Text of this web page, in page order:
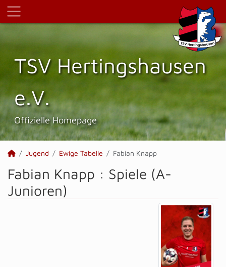
TSV Hertings­hausen
e.V.
Offizielle Homepage
Jugend Ewige Tabelle Fabian Knapp
Fabian Knapp : Spiele (A-
Junioren)